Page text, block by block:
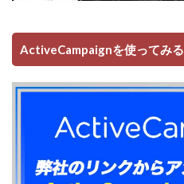
ActiveCampaignを使ってみる